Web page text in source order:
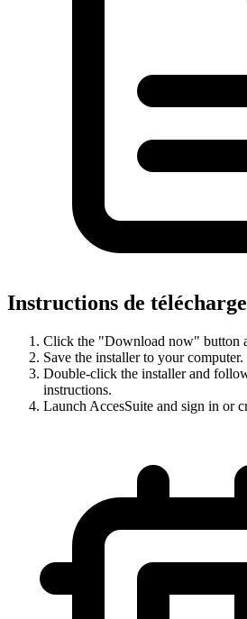
Instructions de
Click the "Download now" button
Save the installer to your computer.
Double-click the installer and
instructions.
Launch AccesSuite and sign in or